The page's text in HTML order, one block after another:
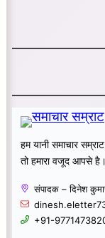
हम यानी समाचार
तो हमारा वजूद आपसे है।
संपादक – दिनेश
+91-